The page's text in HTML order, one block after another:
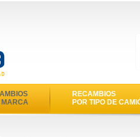
MARCA
RECAMBIOS
POR TIPO DE